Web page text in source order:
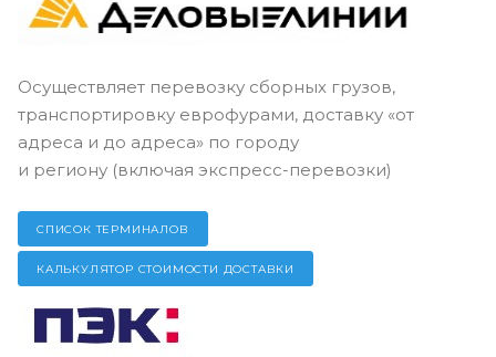
Осуществляет перевозку сборных грузов,
транспортировку еврофурами, доставку «от
адреса и до адреса» по городу
и региону (включая экспресс-перевозки)
СПИСОК ТЕРМИНАЛОВ
КАЛЬКУЛЯТОР СТОИМОСТИ ДОСТАВКИ